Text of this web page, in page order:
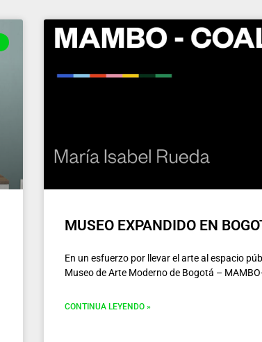
MUSEO EXPANDIDO EN
En un esfuerzo por llevar el arte al espacio
Museo de Arte Moderno de Bogotá –
CONTINUA LEYENDO »